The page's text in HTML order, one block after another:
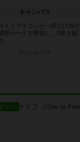
キャンバス
トとアイコンが一部だけ描か
明カードを獲得し、3枚を組
...
ビュー